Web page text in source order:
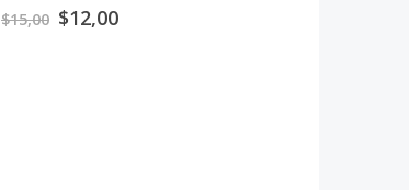
out of 5
$15,00 $12,00